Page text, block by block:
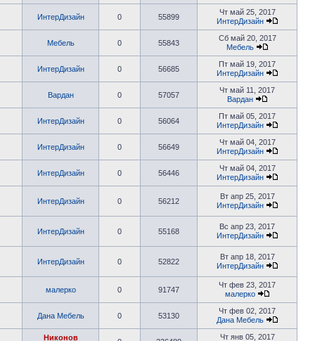
ИнтерДизайн 0 55899
Чт май 25, 2017
ИнтерДизайн
Мебель 0 55843
Сб май 20, 2017
Мебель
ИнтерДизайн 0 56685
Пт май 19, 2017
ИнтерДизайн
Вардан 0 57057
Чт май 11, 2017
Вардан
ИнтерДизайн 0 56064
Пт май 05, 2017
ИнтерДизайн
ИнтерДизайн 0 56649
Чт май 04, 2017
ИнтерДизайн
ИнтерДизайн 0 56446
Чт май 04, 2017
ИнтерДизайн
ИнтерДизайн 0 56212
Вт апр 25, 2017
ИнтерДизайн
ИнтерДизайн 0 55168
Вс апр 23, 2017
ИнтерДизайн
ИнтерДизайн 0 52822
Вт апр 18, 2017
ИнтерДизайн
малерко 0 91747
Чт фев 23, 2017
малерко
Дана Мебель 0 53130
Чт фев 02, 2017
Дана Мебель
Никонов Чт янв 05, 2017